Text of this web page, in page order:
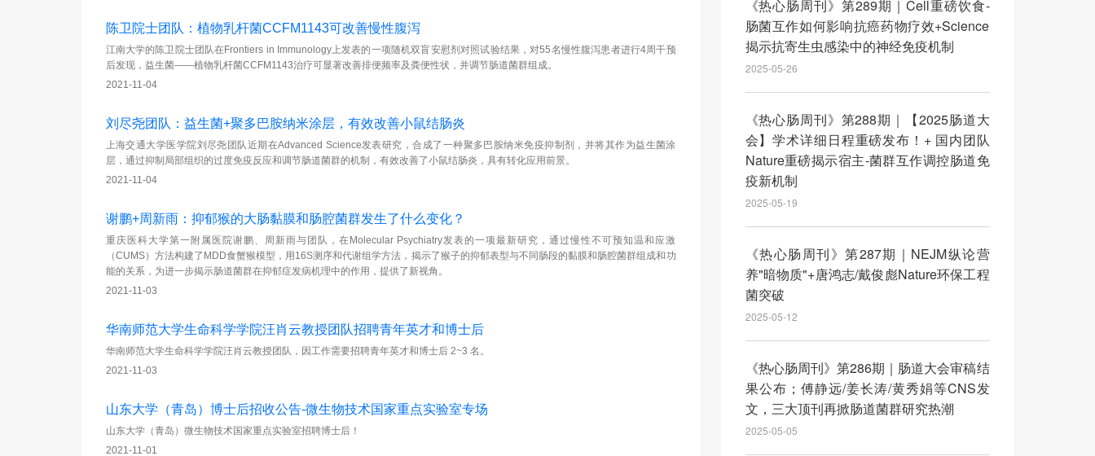
陈卫院士团队：植物乳杆菌CCFM1143可改善慢性腹泻
江南大学的陈卫院士团队在Frontiers in Immunology上发表的一项随机双盲安慰剂对照试验结果，对55名慢性腹泻患者进行4周干预
后发现，益生菌——植物乳杆菌CCFM1143治疗可显著改善排便频率及粪便性状，并调节肠道菌群组成。
2021-11-04
刘尽尧团队：益生菌+聚多巴胺纳米涂层，有效改善小鼠结肠炎
上海交通大学医学院刘尽尧团队近期在Advanced Science发表研究，合成了一种聚多巴胺纳米免疫抑制剂，并将其作为益生菌涂
层，通过抑制局部组织的过度免疫反应和调节肠道菌群的机制，有效改善了小鼠结肠炎，具有转化应用前景。
2021-11-04
谢鹏+周新雨：抑郁猴的大肠黏膜和肠腔菌群发生了什么变化？
重庆医科大学第一附属医院谢鹏、周新雨与团队，在Molecular Psychiatry发表的一项最新研究，通过慢性不可预知温和应激
（CUMS）方法构建了MDD食蟹猴模型，用16S测序和代谢组学方法，揭示了猴子的抑郁表型与不同肠段的黏膜和肠腔菌群组成和功
能的关系，为进一步揭示肠道菌群在抑郁症发病机理中的作用，提供了新视角。
2021-11-03
华南师范大学生命科学学院汪肖云教授团队招聘青年英才和博士后
华南师范大学生命科学学院汪肖云教授团队，因工作需要招聘青年英才和博士后 2~3 名。
2021-11-03
山东大学（青岛）博士后招收公告-微生物技术国家重点实验室专场
山东大学（青岛）微生物技术国家重点实验室招聘博士后！
2021-11-01
《热心肠周刊》第289期｜Cell重磅饮食-
肠菌互作如何影响抗癌药物疗效+Science
揭示抗寄生虫感染中的神经免疫机制
2025-05-26
《热心肠周刊》第288期｜【2025肠道大
会】学术详细日程重磅发布！+ 国内团队
Nature重磅揭示宿主-菌群互作调控肠道免
疫新机制
2025-05-19
《热心肠周刊》第287期｜NEJM纵论营
养"暗物质"+唐鸿志/戴俊彪Nature环保工程
菌突破
2025-05-12
《热心肠周刊》第286期｜肠道大会审稿结
果公布；傅静远/姜长涛/黄秀娟等CNS发
文，三大顶刊再掀肠道菌群研究热潮
2025-05-05